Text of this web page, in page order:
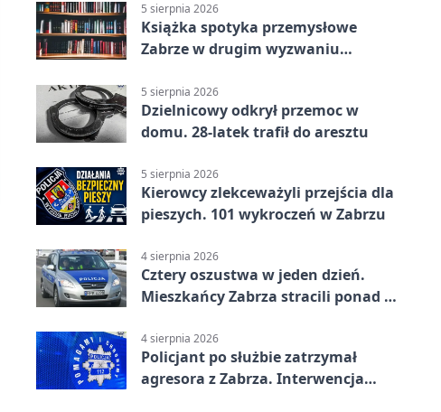
5 sierpnia 2026
Książka spotyka przemysłowe
Zabrze w drugim wyzwaniu
5 sierpnia 2026
Dzielnicowy odkrył przemoc w
domu. 28-latek trafił do aresztu
5 sierpnia 2026
Kierowcy zlekceważyli przejścia dla
pieszych. 101 wykroczeń w Zabrzu
4 sierpnia 2026
Cztery oszustwa w jeden dzień.
Mieszkańcy Zabrza stracili ponad 6
4 sierpnia 2026
Policjant po służbie zatrzymał
agresora z Zabrza. Interwencja